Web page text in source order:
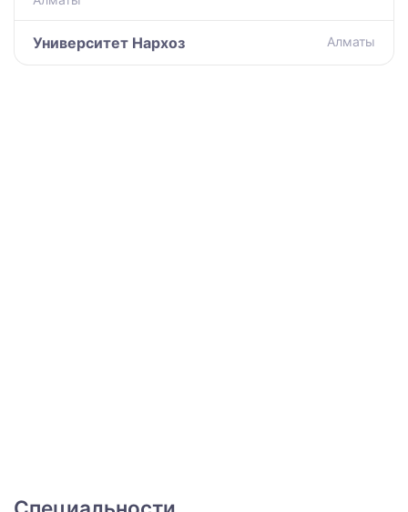
Университет Нархоз Алматы